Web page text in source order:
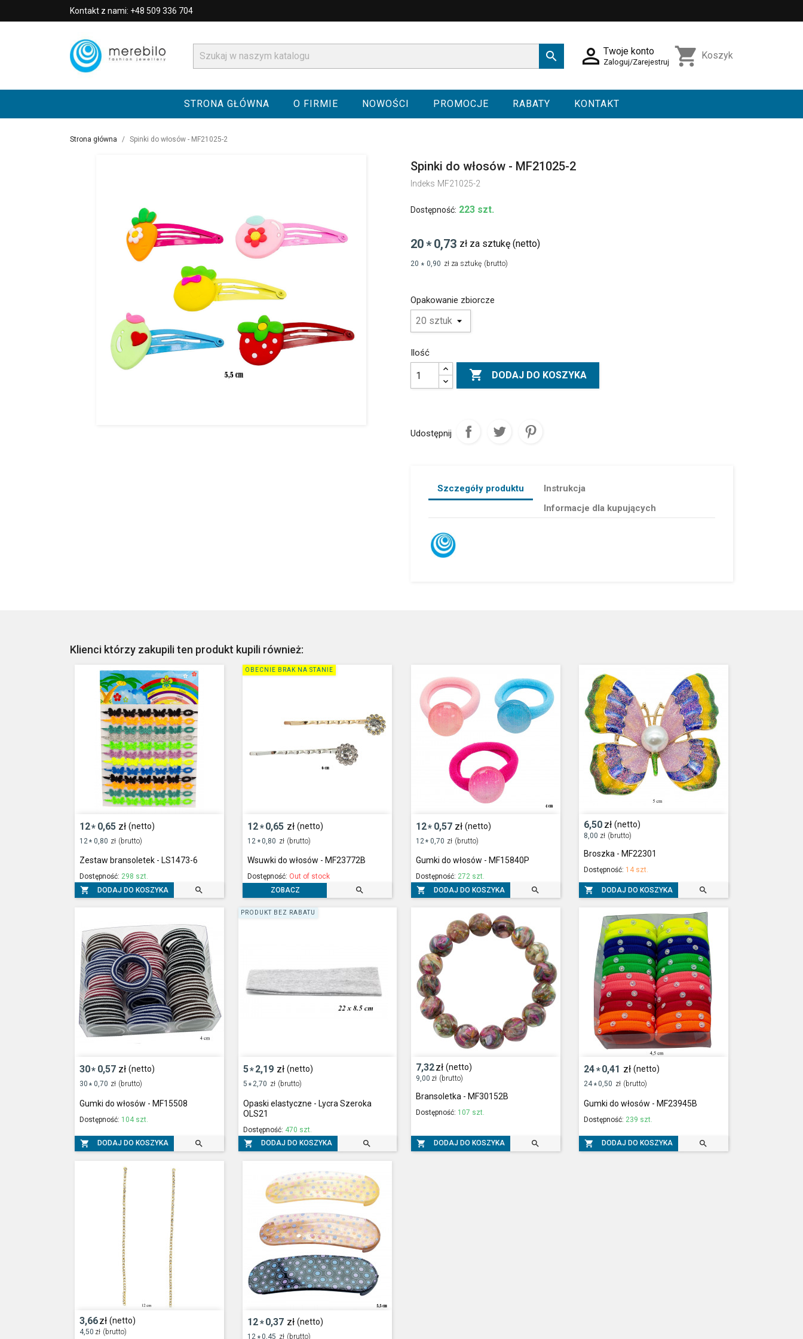
Kontakt z nami: +48 509 336 704
  Twoje konto
Zaloguj/Zarejestruj shopping_cart Koszyk
STRONA GŁÓWNA O FIRMIE NOWOŚCI PROMOCJE RABATY KONTAKT
Strona główna Spinki do włosów - MF21025-2
Spinki do włosów - MF21025-2
Indeks MF21025-2
Dostępność: 223 szt.
20* 0,73 zł za sztukę (netto)
20 * 0,90 zł za sztukę (brutto)
Opakowanie zbiorcze
Ilość
 DODAJ DO KOSZYKA
Udostępnij
Szczegóły produktu
Instrukcja
Informacje dla kupujących
Klienci którzy zakupili ten produkt kupili również:
12* 0,65 zł (netto)
12 * 0,80 zł (brutto)
Zestaw bransoletek - LS1473-6
Dostępność: 298 szt.
 DODAJ DO KOSZYKA 
12*0,65 zł (netto)
12 *0,80 zł (brutto)
Wsuwki do włosów - MF23772B
Dostępność: Out of stock
ZOBACZ

OBECNIE BRAK NA STANIE
12* 0,57 zł (netto)
12 * 0,70 zł (brutto)
Gumki do włosów - MF15840P
Dostępność: 272 szt.
 DODAJ DO KOSZYKA 
6,50 zł (netto)
8,00 zł (brutto)
Broszka - MF22301
Dostępność: 14 szt.
 DODAJ DO KOSZYKA 
30* 0,57 zł (netto)
30 * 0,70 zł (brutto)
Gumki do włosów - MF15508
Dostępność: 104 szt.
 DODAJ DO KOSZYKA 
5*2,19 zł (netto)
5 * 2,70 zł (brutto)
Opaski elastyczne - Lycra Szeroka
OLS21
Dostępność: 470 szt.
 DODAJ DO KOSZYKA 
PRODUKT BEZ RABATU
7,32zł (netto)
9,00 zł (brutto)
Bransoletka - MF30152B
Dostępność: 107 szt.
 DODAJ DO KOSZYKA 
24*0,41 zł (netto)
24*0,50 zł (brutto)
Gumki do włosów - MF23945B
Dostępność: 239 szt.
 DODAJ DO KOSZYKA 
3,66zł (netto)
4,50 zł (brutto)
12*0,37 zł (netto)
12 0,45 zł (brutto)